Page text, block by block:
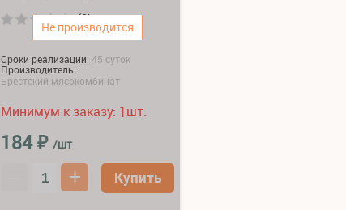
Не производится
(0)
Сроки реализации: 45 суток
Производитель:
Брестский мясокомбинат
Минимум к заказу: 1шт.
184₽ /шт
+ Купить